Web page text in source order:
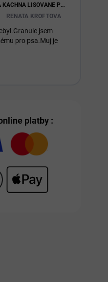
KOŘIST KRŮTA A KACHNA LISOVANÉ PRO DOSPĚLÉ I ŠTĚŇATA 26/14
RENÁTA KROFTOVÁ
jsem
pro psa.Muj je
platby :